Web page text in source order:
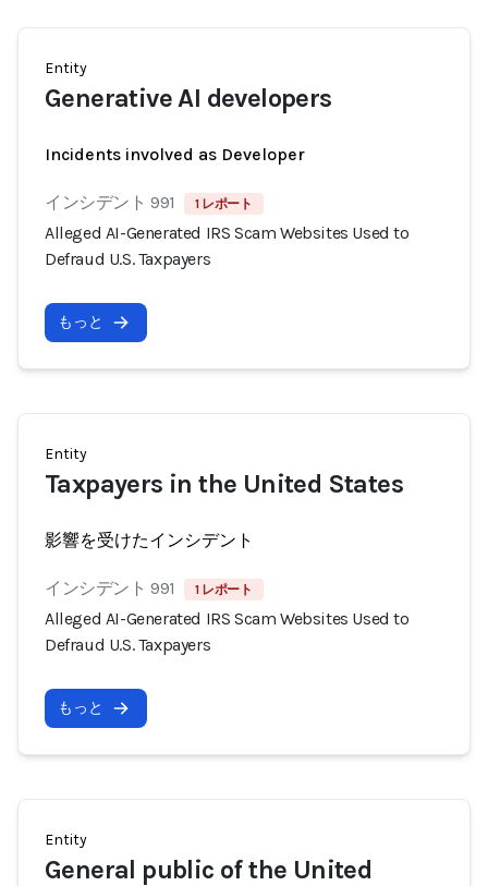
Entity
Generative AI developers
Incidents involved as Developer
インシデント 991 1 レポート
Alleged AI-Generated IRS Scam Websites Used to
Defraud U.S. Taxpayers
もっと
Entity
Taxpayers in the United States
影響を受けたインシデント
インシデント 991 1 レポート
Alleged AI-Generated IRS Scam Websites Used to
Defraud U.S. Taxpayers
もっと
Entity
General public of the United